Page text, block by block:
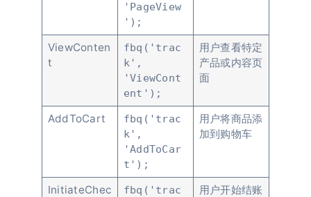
'PageView
');
ViewConten
t
fbq('trac
k',
'ViewCont
ent');
用户查看特定
产品或内容页
面
AddToCart
fbq('trac
k',
'AddToCar
t');
用户将商品添
加到购物车
InitiateChec
fbq('trac
用户开始结账